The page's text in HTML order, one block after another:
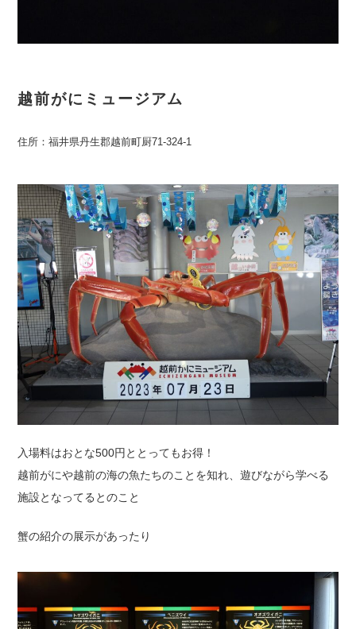
越前がにミュージアム
住所：福井県丹生郡越前町厨71-324-1
入場料はおとな500円ととってもお得！
越前がにや越前の海の魚たちのことを知れ、遊びながら学べる
施設となってるとのこと
蟹の紹介の展示があったり